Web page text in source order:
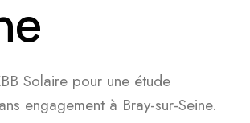
Solaire pour une étude
engagement à Bray-sur-Seine.